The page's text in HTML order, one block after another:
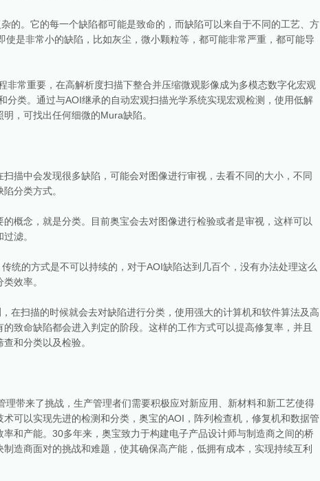
的。它的每一个缺陷都可能是致命的，而缺陷可以来自于不同的工艺、方
使是非常小的缺陷，比如灰尘，微小颗粒等，都可能非常严重，都可能导
非常重要，在高解析度扫描下整合并压缩微观影像成为多模态数字化宏观
分类。通过与AOI继承的自动宏观扫描光学系统实现宏观检测，使用低解
，可找出任何细微的Mura缺陷。
描中会发现很多缺陷，可能会对图像进行审视，去看不同的大小，不同
分类方式。
概念，就是分类。目前奥宝会去对图像进行检验或者是审视，这样可以
滤。
统的方式是不可以持续的，对于AOI缺陷达到几百个，没有办法处理这么
效率。
在扫描的时候就会去对缺陷进行分类，使用强大的计算机和软件算法及高
致命缺陷都会进入判定的阶段。这样的工作方式可以提高修复率，并且
和分类以及检验。
理带来了挑战，生产管理者们需要积极应对新应用、新材料和新工艺使得
可以实现先进的检测和分类，奥宝的AOI，阵列检查机，修复机和数据管
和产能。30多年来，奥宝致力于构建电子产品设计师与制造商之间的桥
造商面对的挑战和难题，使其确保高产能，低拥有成本，实现持续互利